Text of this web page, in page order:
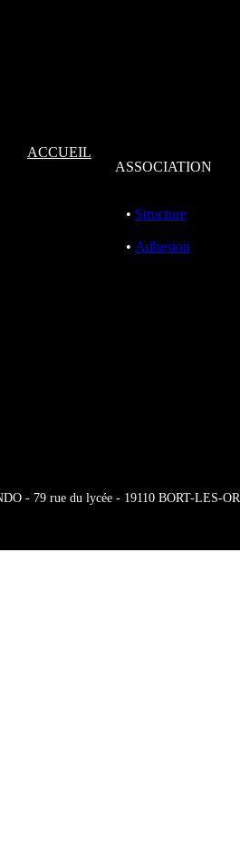
ACCUEIL
ASSOCIATION
• Structure
• Adhesion
- 79 rue du lycée - 19110 BORT-LES-